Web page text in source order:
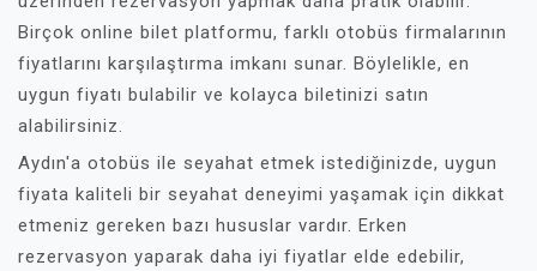
Birçok online bilet platformu, farklı otobüs firmalarının
fiyatlarını karşılaştırma imkanı sunar. Böylelikle, en
uygun fiyatı bulabilir ve kolayca biletinizi satın
alabilirsiniz.
Aydın'a otobüs ile seyahat etmek istediğinizde, uygun
fiyata kaliteli bir seyahat deneyimi yaşamak için dikkat
etmeniz gereken bazı hususlar vardır. Erken
rezervasyon yaparak daha iyi fiyatlar elde edebilir,